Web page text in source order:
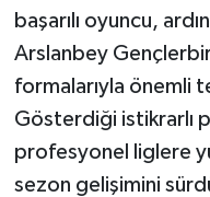
başarılı oyuncu,
Arslanbey
formalarıyla önemli
Gösterdiği istikrarlı
profesyonel liglere
sezon gelişimini